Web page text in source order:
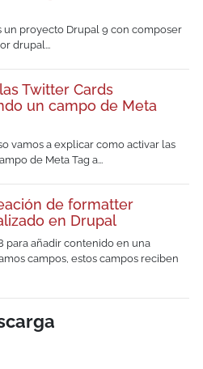
un proyecto Drupal 9 con composer
drupal...
Twitter Cards
un campo de Meta
vamos a explicar como activar las
de Meta Tag a...
de formatter
en Drupal
para añadir contenido en una
campos, estos campos reciben